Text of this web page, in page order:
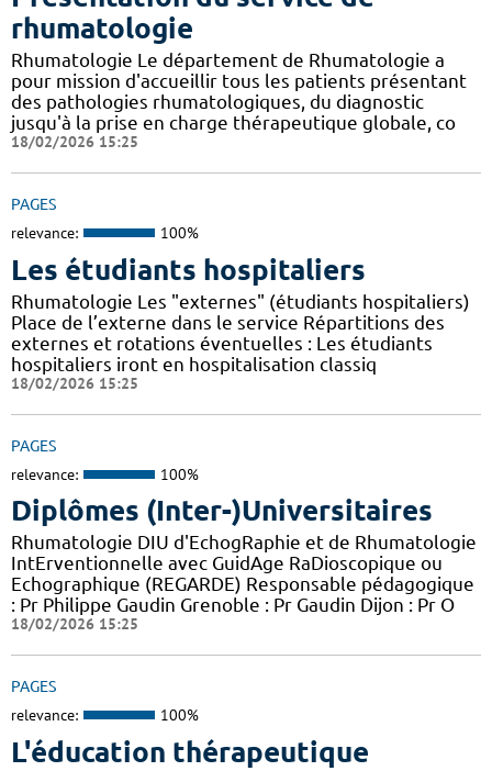
rhumatologie
Rhumatologie Le département de Rhumatologie a
pour mission d'accueillir tous les patients présentant
des pathologies rhumatologiques, du diagnostic
jusqu'à la prise en charge thérapeutique globale, co
18/02/2026 15:25
PAGES
relevance: 100%
Les étudiants hospitaliers
Rhumatologie Les "externes" (étudiants hospitaliers)
Place de l’externe dans le service Répartitions des
externes et rotations éventuelles : Les étudiants
hospitaliers iront en hospitalisation classiq
18/02/2026 15:25
PAGES
relevance: 100%
Diplômes (Inter-)Universitaires
Rhumatologie DIU d'EchogRaphie et de Rhumatologie
IntErventionnelle avec GuidAge RaDioscopique ou
Echographique (REGARDE) Responsable pédagogique
: Pr Philippe Gaudin Grenoble : Pr Gaudin Dijon : Pr O
18/02/2026 15:25
PAGES
relevance: 100%
L'éducation thérapeutique